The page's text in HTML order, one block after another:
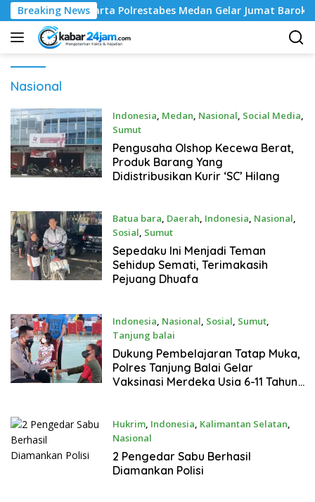
Langsung
ke
konten
Breaking News
Pewarta Polrestabes Medan Gelar Jumat Barokah, Pererat
Nasional
Indonesia, Medan, Nasional, Social Media,
Sumut
Januari 17, 2022
Pengusaha Olshop Kecewa Berat,
Produk Barang Yang
Didistribusikan Kurir ‘SC’ Hilang
Batua bara, Daerah, Indonesia, Nasional,
Sosial, Sumut
Januari 17, 2022
Sepedaku Ini Menjadi Teman
Sehidup Semati, Terimakasih
Pejuang Dhuafa
Indonesia, Nasional, Sosial, Sumut,
Tanjung balai
Januari 16, 2022
Dukung Pembelajaran Tatap Muka,
Polres Tanjung Balai Gelar
Vaksinasi Merdeka Usia 6-11 Tahun
Hukrim, Indonesia, Kalimantan Selatan,
Nasional
Januari 16, 2022
2 Pengedar Sabu Berhasil
Diamankan Polisi